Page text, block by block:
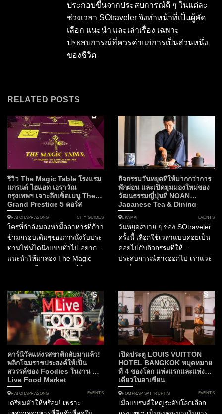
ประกอบขึ้นจากประสบการณ์ดี ๆ ในแต่ละ
ช่วงเวลา SOtraveler จึงทำหน้าที่เป็นผู้คัด
เลือก แนะนำ และเล่าเรื่อง เฉพาะ
ประสบการณ์ที่ควรค่าแก่การเป็นส่วนหนึ่ง
ของชีวิต
RELATED POSTS
รีวิว The Magic Table โรงแรม
แกรนด์ ไฮแอท เอราวัณ
กรุงเทพฯ เจาะลึกเซ็ตเมนู The
Grand Prestige 5 คอร์ส
RATCHAPRASONG CITY GUIDES
ใครที่กำลังมองหามื้ออาหารที่ก้าว
ข้ามกรอบเดิมๆของการนั่งรับประ
ทานไฟน์ไดนิ่งแบบทั่วไป อยาก
แนะนำให้มาลอง The Magic
การรับประทานอาหารในรูปแบบ
Experiential Dining ที่เป็นการ
ผสานศาสตร์แห่งการสร้างสรรค์
เมนูอาหารเข้ากับเทคโนโลยี
3D...
กิจกรรมวันหยุดที่ให้มากกว่าการ
พักผ่อน และเปิดมุมมองใหม่ของ
วัฒนธรรมญี่ปุ่นที่ NOAN
Japanese Tea & Dining
EKAMAI EVENTS
วันหยุดสบาย ๆ ของ SOtraveler
ครั้งนี้ เลือกใช้เวลาแบบค่อยเป็น
ค่อยไปกับกิจกรรมที่ให้
ประสบการณ์ต่างออกไป เราแวะ
WABISABI...
คาร์นิวัลแห่งรสชาติกลับมาแล้ว!
พลิกโฉมราชประสงค์ให้เป็น
สวรรค์ของ Foodies ในงาน M-
Live Food Market
RATCHAPRASONG EVENTS
เตรียมตัวให้พร้อม! เพราะ
เปิดประตู LOUIS VUITTON
HOTEL BANGKOK หมุดหมาย
ที่ 4 ของโลก แห่งแรกและแห่ง
เดียวในอาเซียน
POMPRAP SATTRUPHAI EVENTS
เมื่อแบรนด์ใหญ่ระดับโลกเลือก